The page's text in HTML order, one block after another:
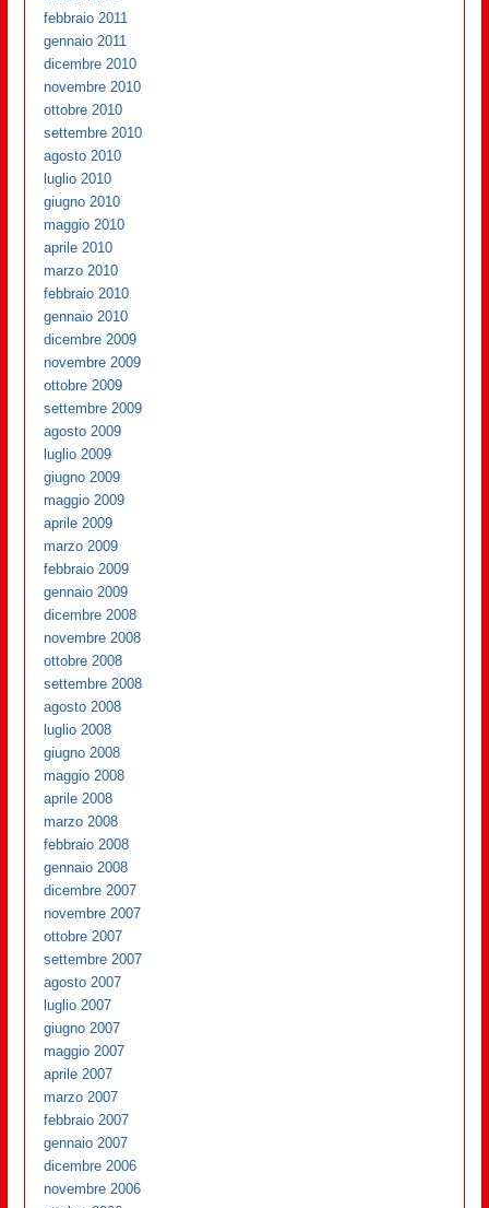
febbraio 2011
gennaio 2011
dicembre 2010
novembre 2010
ottobre 2010
settembre 2010
agosto 2010
luglio 2010
giugno 2010
maggio 2010
aprile 2010
marzo 2010
febbraio 2010
gennaio 2010
dicembre 2009
novembre 2009
ottobre 2009
settembre 2009
agosto 2009
luglio 2009
giugno 2009
maggio 2009
aprile 2009
marzo 2009
febbraio 2009
gennaio 2009
dicembre 2008
novembre 2008
ottobre 2008
settembre 2008
agosto 2008
luglio 2008
giugno 2008
maggio 2008
aprile 2008
marzo 2008
febbraio 2008
gennaio 2008
dicembre 2007
novembre 2007
ottobre 2007
settembre 2007
agosto 2007
luglio 2007
giugno 2007
maggio 2007
aprile 2007
marzo 2007
febbraio 2007
gennaio 2007
dicembre 2006
novembre 2006